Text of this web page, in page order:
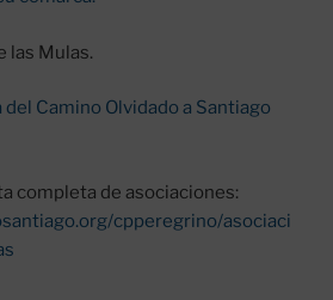
las Mulas.
Camino Olvidado a Santiago
completa de asociaciones:
cpperegrino/asociaci